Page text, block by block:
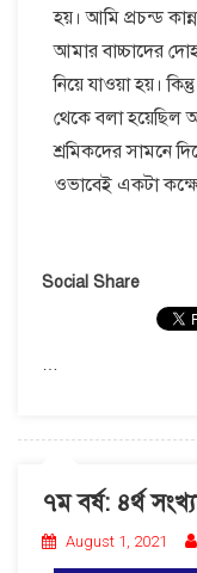
হয়। আমি প্রচন্ড
আমার বাচ্চাদের
নিয়ে যাওয়া হয়।
থেকে বলা হয়েছিল
শ্রমিকদের সামনে
ওভাবেই একটা
Social Share
…
৭ম বর্ষ: ৪র্থ
August 1, 2021